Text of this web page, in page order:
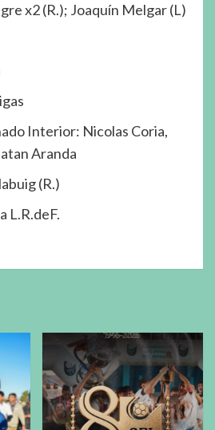
x2 (R.); Joaquín Melgar (L)
Interior: Nicolas Coria,
Aranda
(R.)
L.R.deF.